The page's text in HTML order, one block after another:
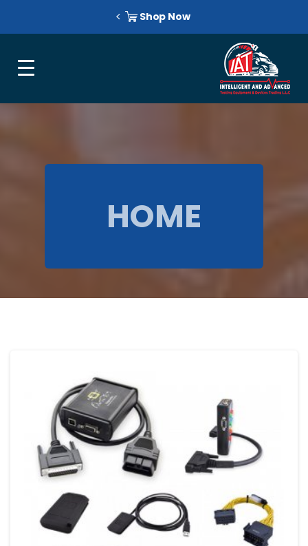
Shop Now
HOME